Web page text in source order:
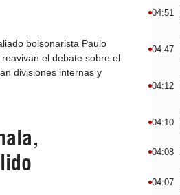
bolsonarista Paulo
el debate sobre el
divisiones internas y
04:51
04:47
04:12
04:10
04:08
04:07